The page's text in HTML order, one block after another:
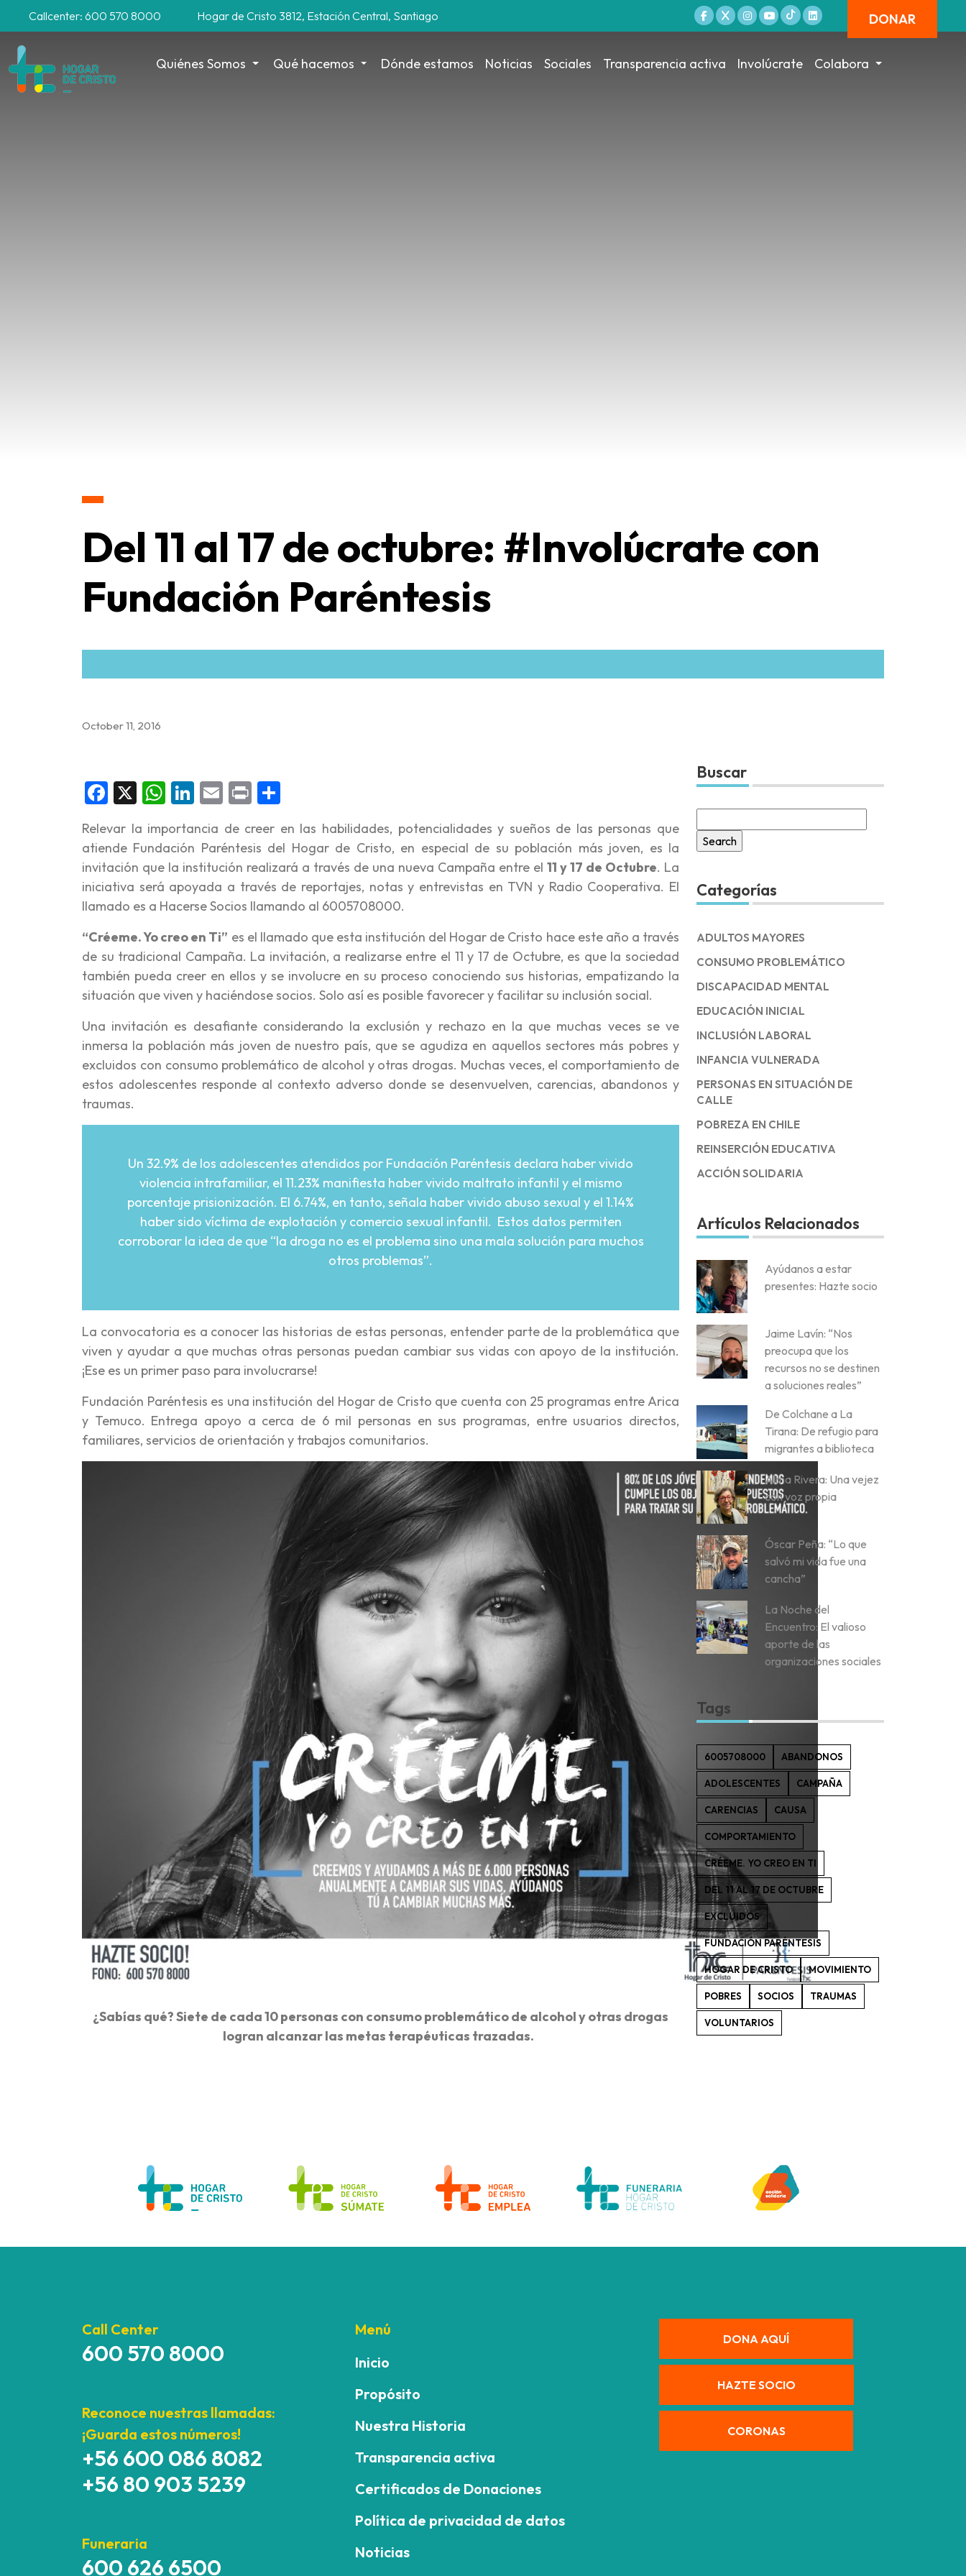
Callcenter: 600 570 8000 Hogar de Cristo 3812, Estación Central, Santiago DONAR
Quiénes Somos Qué hacemos Dónde estamos Noticias Sociales Transparencia activa Involúcrate Colabora
Del 11 al 17 de octubre: #Involúcrate con
Fundación Paréntesis
October 11, 2016
Facebook
X WhatsApp
LinkedIn
Email
Print
Relevar la importancia de creer en las habilidades, potencialidades y sueños de las personas que
atiende Fundación Paréntesis del Hogar de Cristo, en especial de su población más joven, es la
invitación que la institución realizará a través de una nueva Campaña entre el 11 y 17 de Octubre. La
iniciativa será apoyada a través de reportajes, notas y entrevistas en TVN y Radio Cooperativa. El
llamado es a Hacerse Socios llamando al 6005708000.
“Créeme. Yo creo en Ti” es el llamado que esta institución del Hogar de Cristo hace este año a través
de su tradicional Campaña. La invitación, a realizarse entre el 11 y 17 de Octubre, es que la sociedad
también pueda creer en ellos y se involucre en su proceso conociendo sus historias, empatizando la
situación que viven y haciéndose socios. Solo así es posible favorecer y facilitar su inclusión social.
Una invitación es desafiante considerando la exclusión y rechazo en la que muchas veces se ve
inmersa la población más joven de nuestro país, que se agudiza en aquellos sectores más pobres y
excluidos con consumo problemático de alcohol y otras drogas. Muchas veces, el comportamiento de
estos adolescentes responde al contexto adverso donde se desenvuelven, carencias, abandonos y
traumas.
Un 32.9% de los adolescentes atendidos por Fundación Paréntesis declara haber vivido
violencia intrafamiliar, el 11.23% manifiesta haber vivido maltrato infantil y el mismo
porcentaje prisionización. El 6.74%, en tanto, señala haber vivido abuso sexual y el 1.14%
haber sido víctima de explotación y comercio sexual infantil. Estos datos permiten
corroborar la idea de que “la droga no es el problema sino una mala solución para muchos
otros problemas”.
La convocatoria es a conocer las historias de estas personas, entender parte de la problemática que
viven y ayudar a que muchas otras personas puedan cambiar sus vidas con apoyo de la institución.
¡Ese es un primer paso para involucrarse!
Fundación Paréntesis es una institución del Hogar de Cristo que cuenta con 25 programas entre Arica
y Temuco. Entrega apoyo a cerca de 6 mil personas en sus programas, entre usuarios directos,
familiares, servicios de orientación y trabajos comunitarios.
¿Sabías qué? Siete de cada 10 personas con consumo problemático de alcohol y otras drogas
logran alcanzar las metas terapéuticas trazadas.
Buscar
for:
Categorías
ADULTOS MAYORES
CONSUMO PROBLEMÁTICO
DISCAPACIDAD MENTAL
EDUCACIÓN INICIAL
INCLUSIÓN LABORAL
INFANCIA VULNERADA
PERSONAS EN SITUACIÓN DE
CALLE
POBREZA EN CHILE
REINSERCIÓN EDUCATIVA
ACCIÓN SOLIDARIA
Artículos Relacionados
Ayúdanos a estar
presentes: Hazte socio
Jaime Lavín: “Nos
preocupa que los
recursos no se destinen
a soluciones reales”
De Colchane a La
Tirana: De refugio para
migrantes a biblioteca
Alma Rivera: Una vejez
con voz propia
Óscar Peña: “Lo que
salvó mi vida fue una
cancha”
La Noche del
Encuentro: El valioso
aporte de las
organizaciones sociales
Tags
6005708000 ABANDONOS
ADOLESCENTES CAMPAÑA
CARENCIAS CAUSA
COMPORTAMIENTO
CRÉEME. YO CREO EN TI
DEL 11 AL 17 DE OCTUBRE
EXCLUIDOS
FUNDACIÓN PARÉNTESIS
HOGAR DE CRISTO MOVIMIENTO
POBRES SOCIOS TRAUMAS
VOLUNTARIOS
Call Center
600 570 8000
Reconoce nuestras llamadas:
¡Guarda estos números!
+56 600 086 8082
+56 80 903 5239
Funeraria
600 626 6500
Menú
Inicio
Propósito
Nuestra Historia
Transparencia activa
Certificados de Donaciones
Política de privacidad de datos
Noticias
DONA AQUÍ
HAZTE SOCIO
CORONAS